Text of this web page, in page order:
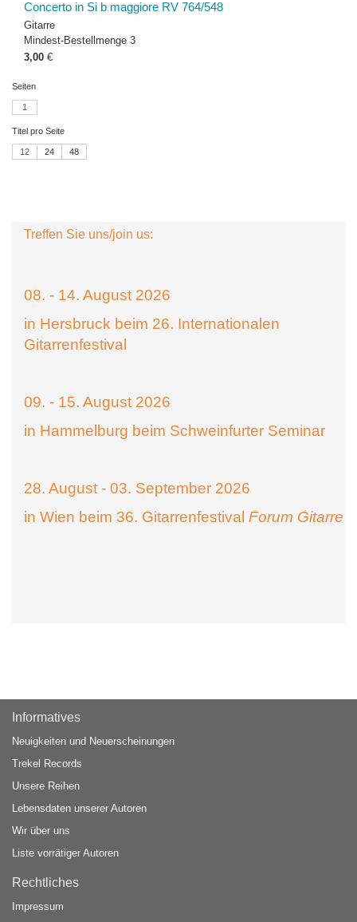
Concerto in Si b maggiore RV 764/548
Gitarre
Mindest-Bestellmenge 3
3,00 €
Seiten
1
Titel pro Seite
12 24 48
Treffen Sie uns/join us:
08. - 14. August 2026
in Hersbruck beim 26. Internationalen
Gitarrenfestival
09. - 15. August 2026
in Hammelburg beim Schweinfurter Seminar
28. August - 03. September 2026
in Wien beim 36. Gitarrenfestival Forum Gitarre
Informatives
Neuigkeiten und Neuerscheinungen
Trekel Records
Unsere Reihen
Lebensdaten unserer Autoren
Wir über uns
Liste vorrätiger Autoren
Rechtliches
Impressum